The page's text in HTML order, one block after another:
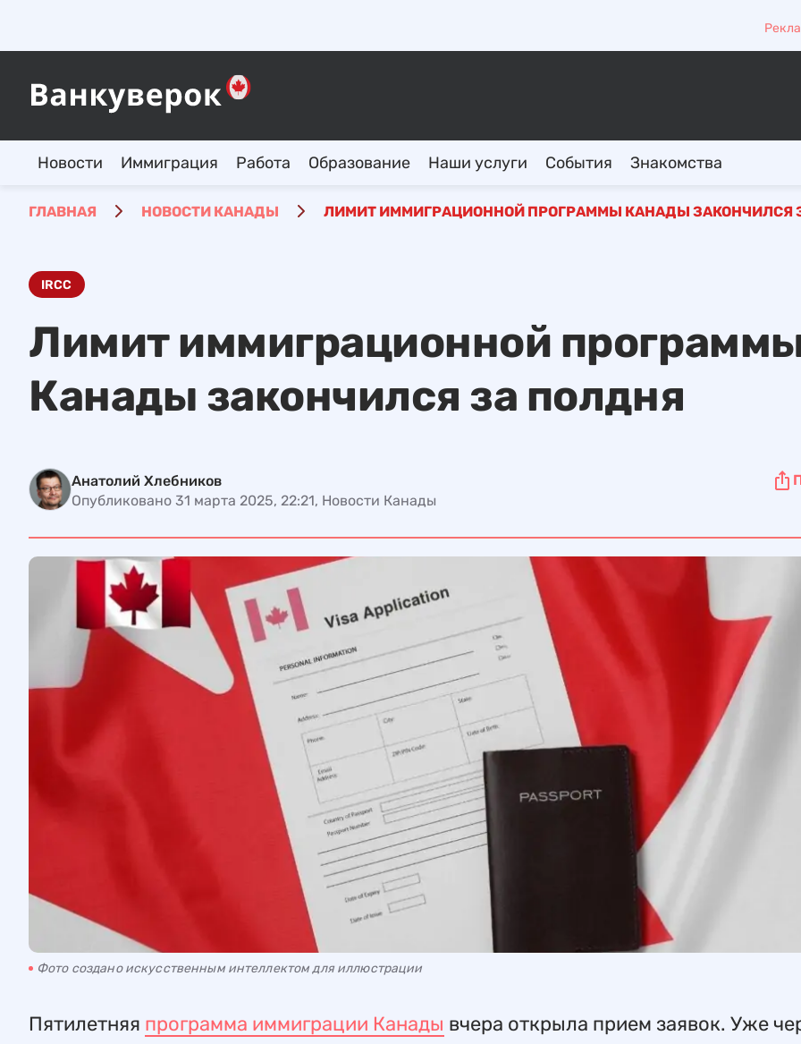
Новости Иммиграция Работа Образование Наши услуги События Знакомства
ГЛАВНАЯ НОВОСТИ КАНАДЫ ЛИМИТ ИММИГРАЦИОННОЙ ПРОГРАММЫ КАНАДЫ ЗАКОНЧИЛСЯ
IRCC
Лимит иммиграционной
Канады закончился за полдня
Анатолий Хлебников
Опубликовано 31 марта 2025, 22:21, Новости Канады
Фото создано искусственным интеллектом для иллюстрации
Пятилетняя программа иммиграции Канады вчера открыла прием заявок. Уже